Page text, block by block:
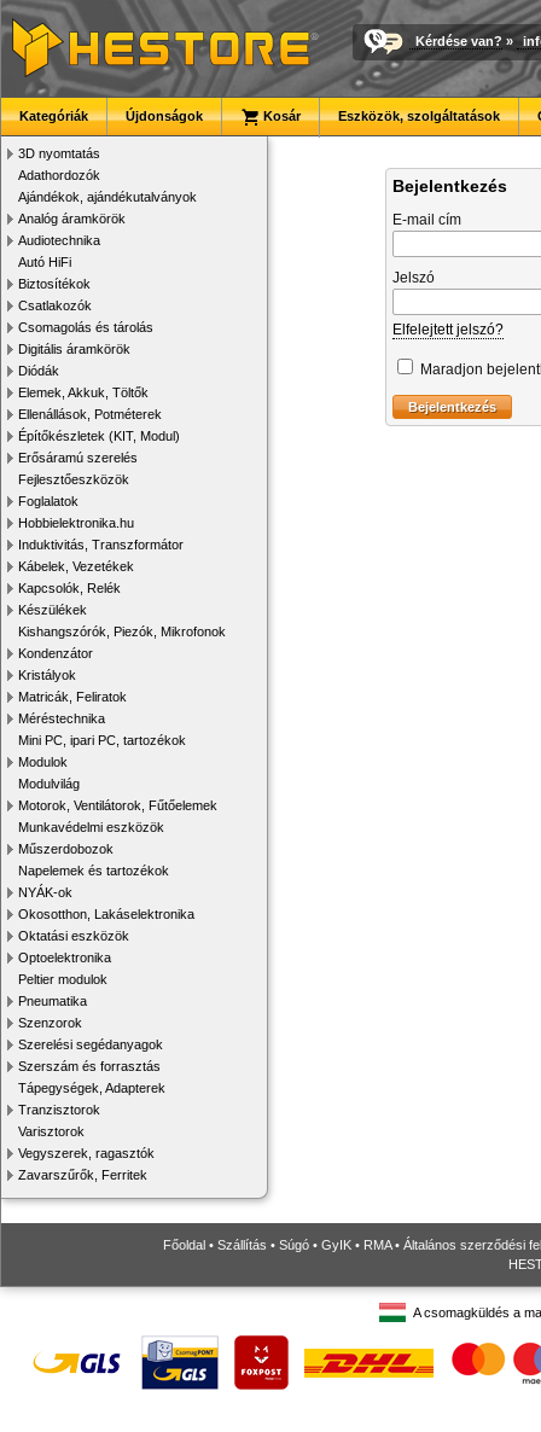
Kérdése van? »
Kategóriák Újdonságok Kosár Eszközök, szolgáltatások
3D nyomtatás
Adathordozók
Ajándékok, ajándékutalványok
Analóg áramkörök
Audiotechnika
Autó HiFi
Biztosítékok
Csatlakozók
Csomagolás és tárolás
Digitális áramkörök
Diódák
Elemek, Akkuk, Töltők
Ellenállások, Potméterek
Építőkészletek (KIT, Modul)
Erősáramú szerelés
Fejlesztőeszközök
Foglalatok
Hobbielektronika.hu
Induktivitás, Transzformátor
Kábelek, Vezetékek
Kapcsolók, Relék
Készülékek
Kishangszórók, Piezók, Mikrofonok
Kondenzátor
Kristályok
Matricák, Feliratok
Méréstechnika
Mini PC, ipari PC, tartozékok
Modulok
Modulvilág
Motorok, Ventilátorok, Fűtőelemek
Munkavédelmi eszközök
Műszerdobozok
Napelemek és tartozékok
NYÁK-ok
Okosotthon, Lakáselektronika
Oktatási eszközök
Optoelektronika
Peltier modulok
Pneumatika
Szenzorok
Szerelési segédanyagok
Szerszám és forrasztás
Tápegységek, Adapterek
Tranzisztorok
Varisztorok
Vegyszerek, ragasztók
Zavarszűrők, Ferritek
Bejelentkezés
E-mail cím
Jelszó
Elfelejtett jelszó?
Maradjon
Főoldal • Szállítás • Súgó • GyIK • RMA• Általános szerződési
A csomagküldés a